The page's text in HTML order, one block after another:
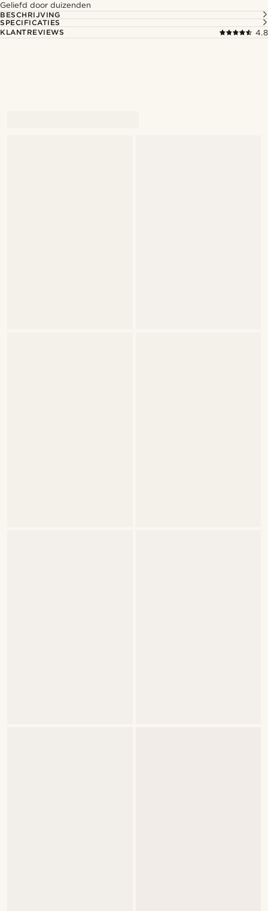
Geliefd door duizenden
BESCHRIJVING
SPECIFICATIES
KLANTREVIEWS
4.8